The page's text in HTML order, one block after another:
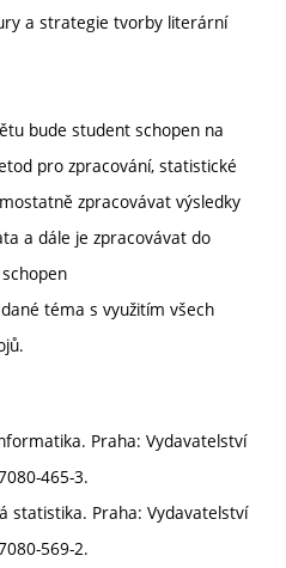
a strategie tvorby literární
bude student schopen na
pro zpracování, statistické
zpracovávat výsledky
a dále je zpracovávat do
téma s využitím všech
Praha: Vydavatelství
465-3.
statistika. Praha: Vydavatelství
569-2.